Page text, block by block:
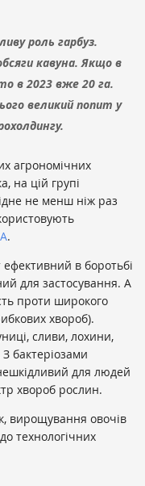
роль гарбуз.
кавуна. Якщо в
в 2023 вже 20 га.
великий попит у
агрономічних
на цій групі
не менш ніж раз
.
в боротьбі
для застосування. А
проти широкого
хвороб).
сливи, лохини,
бактеріозами
для людей
хвороб рослин.
вирощування овочів
технологічних